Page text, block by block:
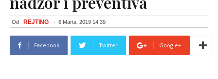
Od REJTING - 6 Marta, 2019 14:39
Facebook Twitter Google+